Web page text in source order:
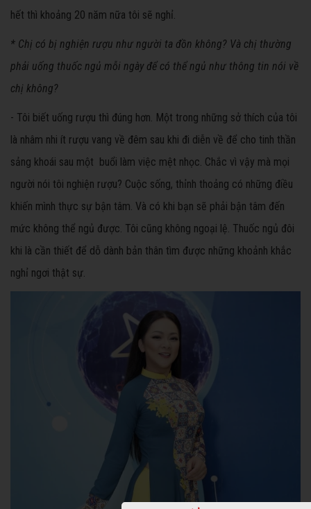
hết thì khoảng 20 năm nữa tôi sẽ nghỉ.
* Chị có bị nghiện rượu như người ta đồn không? Và chị thường
phải uống thuốc ngủ mỗi ngày để có thể ngủ như thông tin nói về
chị không?
- Tôi biết uống rượu thì đúng hơn. Một trong những sở thích của tôi
là nhâm nhi ít rượu vang về đêm sau khi đi diễn về để cho tinh thần
sảng khoái sau một buổi làm việc mệt nhọc. Chắc vì vậy mà mọi
người nói tôi nghiện rượu? Cuộc sống, thỉnh thoảng có những điều
khiến mình thực sự bận tâm. Và có khi bạn sẽ phải bận tâm đến
mức không thể ngủ được. Tôi cũng không ngoại lệ. Thuốc ngủ đôi
khi là cần thiết để dỗ dành bản thân tìm được những khoảnh khắc
nghỉ ngơi thật sự.